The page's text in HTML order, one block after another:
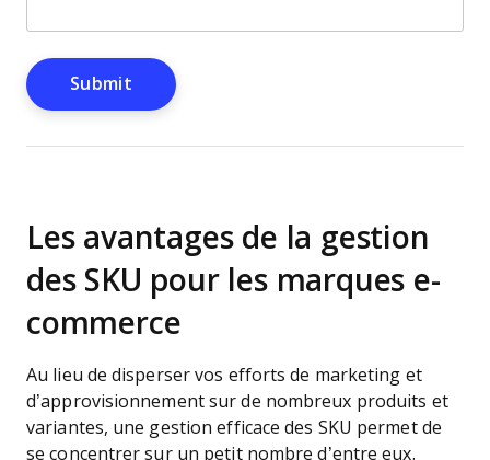
Les avantages de la gestion
des SKU pour les marques e-
commerce
Au lieu de disperser vos efforts de marketing et
d’approvisionnement sur de nombreux produits et
variantes, une gestion efficace des SKU permet de
se concentrer sur un petit nombre d’entre eux.